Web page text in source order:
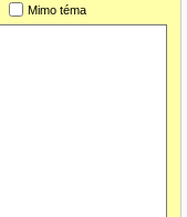
Mimo téma